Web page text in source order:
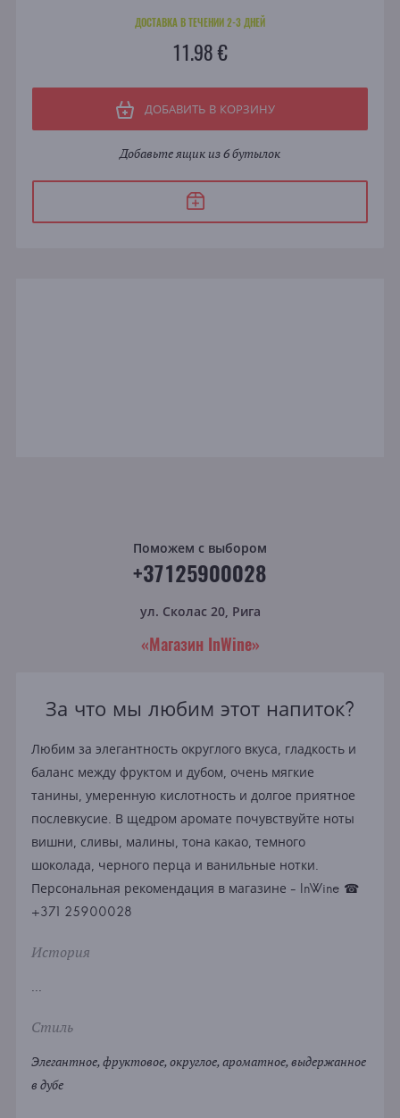
ДОСТАВКА В ТЕЧЕНИИ 2-3 ДНЕЙ
11.98 €
ДОБАВИТЬ В КОРЗИНУ
Добавьте ящик из 6 бутылок
Поможем с выбором
+37125900028
ул. Сколас 20, Рига
«Магазин InWine»
За что мы любим этот напиток?
Любим за элегантность округлого вкуса, гладкость и
баланс между фруктом и дубом, очень мягкие
танины, умеренную кислотность и долгое приятное
послевкусие. В щедром аромате почувствуйте ноты
вишни, сливы, малины, тона какао, темного
шоколада, черного перца и ванильные нотки.
Персональная рекомендация в магазине - InWine ☎
+371 25900028
История
...
Стиль
Элегантное, фруктовое, округлое, ароматное, выдержанное
в дубе